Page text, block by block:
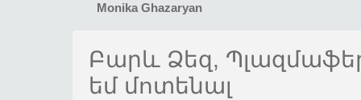
Monika Ghazaryan
Բարև Ձեզ,
եմ մոտենալ